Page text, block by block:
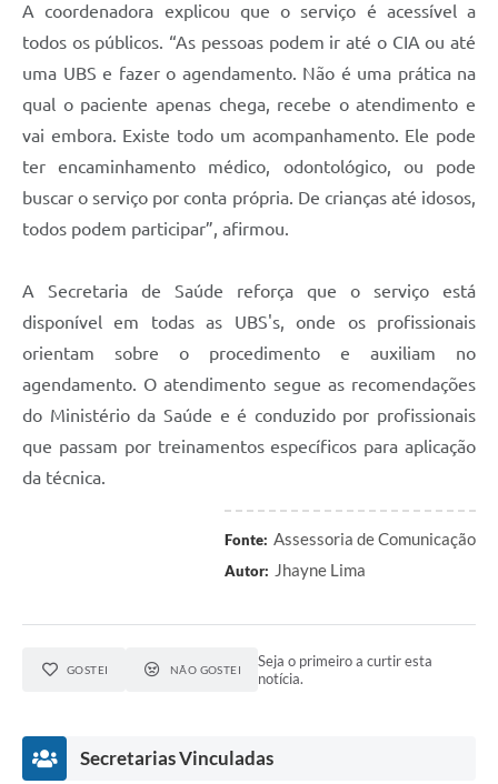
A coordenadora explicou que o serviço é acessível a
todos os públicos. “As pessoas podem ir até o CIA ou até
uma UBS e fazer o agendamento. Não é uma prática na
qual o paciente apenas chega, recebe o atendimento e
vai embora. Existe todo um acompanhamento. Ele pode
ter encaminhamento médico, odontológico, ou pode
buscar o serviço por conta própria. De crianças até idosos,
todos podem participar”, afirmou.
A Secretaria de Saúde reforça que o serviço está
disponível em todas as UBS's, onde os profissionais
orientam sobre o procedimento e auxiliam no
agendamento. O atendimento segue as recomendações
do Ministério da Saúde e é conduzido por profissionais
que passam por treinamentos específicos para aplicação
da técnica.
Fonte: Assessoria de Comunicação
Autor: Jhayne Lima
GOSTEI NÃO GOSTEI
Seja o primeiro a curtir esta
notícia.
Secretarias Vinculadas